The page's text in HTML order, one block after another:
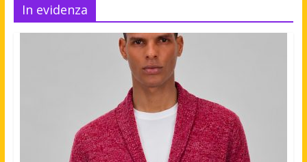
In evidenza